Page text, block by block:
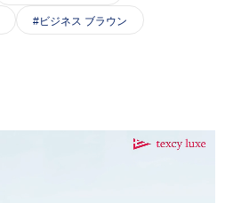
ビジネス ブラウン